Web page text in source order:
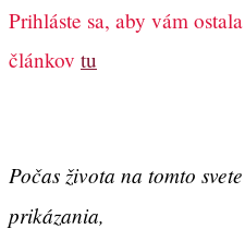
Prihláste sa, aby vám
článkov tu
Počas života na tomto
prikázania,